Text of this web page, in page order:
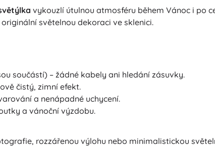
vykouzlí útulnou atmosféru během Vánoc i po
světelnou dekoraci ve sklenici.
součástí) – žádné kabely ani hledání zásuvky.
čistý, zimní efekt.
a nenápadné uchycení.
a vánoční výzdobu.
rozzářenou výlohu nebo minimalistickou